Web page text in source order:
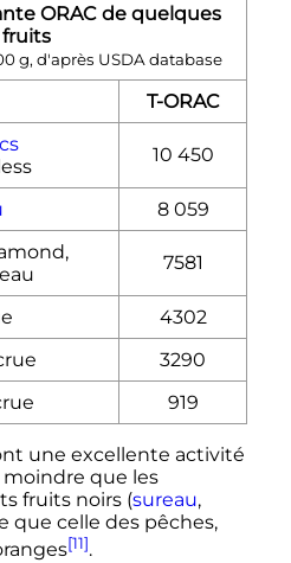
ORAC de quelques
fruits
g, d'après USDA database
T-ORAC
10 450
8 059
7581
4302
3290
919
une excellente activité
que les
fruits noirs (sureau,
que celle des pêches,
[11].